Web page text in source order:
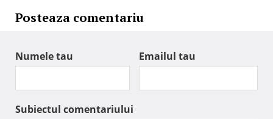
Posteaza comentariu
Numele tau Emailul tau
Subiectul comentariului